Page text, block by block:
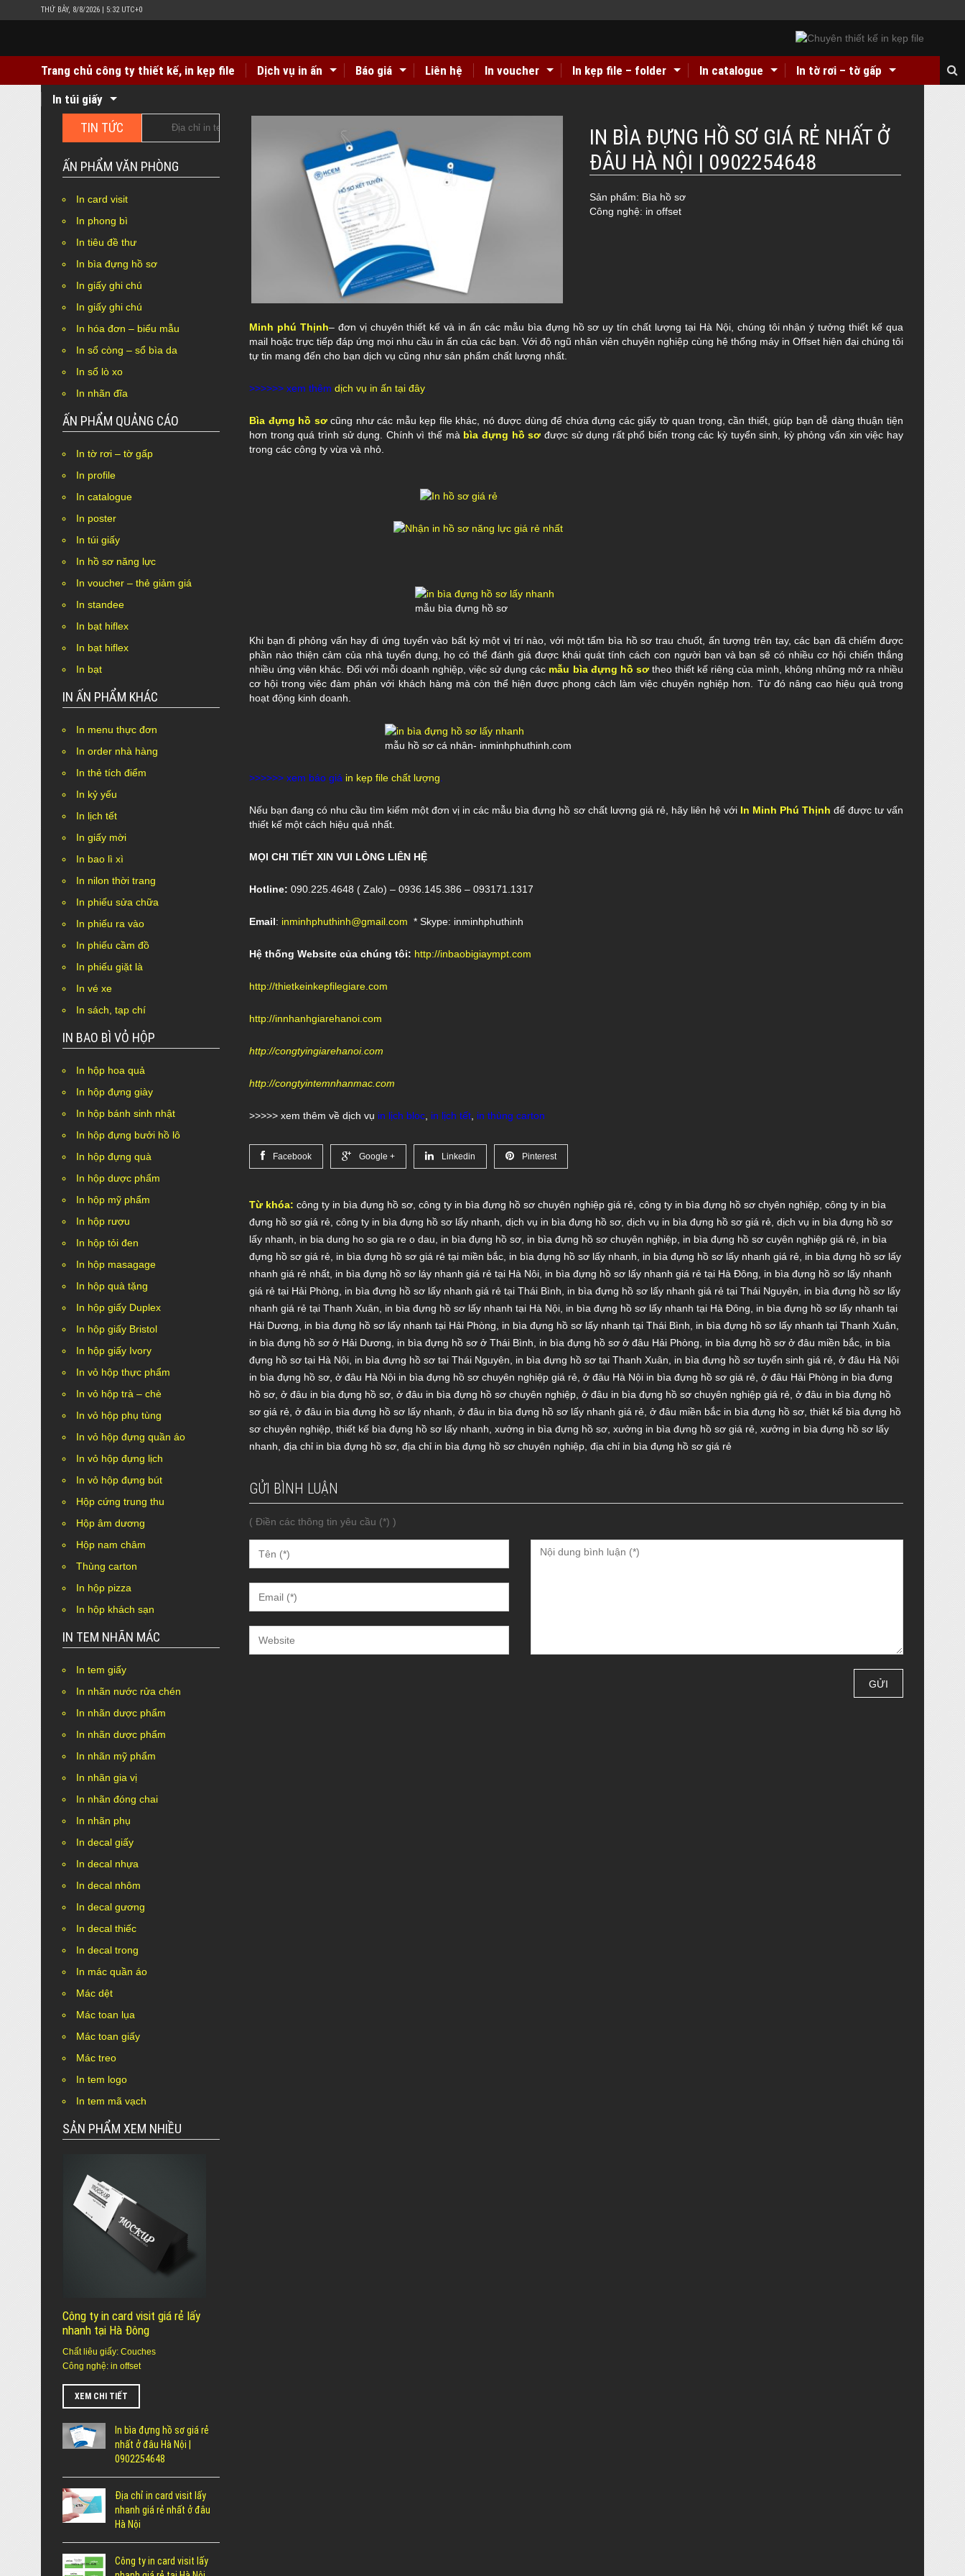
THỨ BẢY, 8/8/2026 | 5:32 UTC+0
Trang chủ công ty thiết kế, in kẹp file Dịch vụ in ấn Báo giá Liên hệ In voucher In kẹp file – folder In catalogue
In tờ rơi – tờ gấp
In túi giấy
IN BÌA ĐỰNG HỒ SƠ GIÁ RẺ NHẤT Ở
ĐÂU HÀ NỘI | 0902254648
Sản phẩm: Bìa hồ sơ
Công nghệ: in offset
Minh phú Thịnh– đơn vị chuyên thiết kế và in ấn các mẫu bìa đựng hồ sơ uy tín chất lượng tại Hà Nội, chúng tôi nhận ý tưởng thiết kế qua
mail hoặc trực tiếp đáp ứng mọi nhu cầu in ấn của các bạn. Với độ ngũ nhân viên chuyên nghiệp cùng hệ thống máy in Offset hiện đại chúng tôi
tự tin mang đến cho bạn dịch vụ cũng như sản phẩm chất lượng nhất.
>>>>>> xem thêm dịch vụ in ấn tại đây.
Bìa đựng hồ sơcũng như các mẫu kẹp file khác, nó được dùng để chứa đựng các giấy tờ quan trọng, cần thiết, giúp bạn dễ dàng thuận tiện
hơn trong quá trình sử dụng. Chính vì thế mà bìa đựng hồ sơ được sử dụng rất phổ biến trong các kỳ tuyển sinh, kỳ phỏng vấn xin việc hay
trong các công ty vừa và nhỏ.
mẫu bìa đựng hồ sơ
Khi bạn đi phỏng vấn hay đi ứng tuyển vào bất kỳ một vị trí nào, với một tấm bìa hồ sơ trau chuốt, ấn tượng trên tay, các bạn đã chiếm được
phần nào thiện cảm của nhà tuyển dụng, họ có thể đánh giá được khái quát tính cách con người bạn và bạn sẽ có nhiều cơ hội chiến thắng
nhiều ứng viên khác. Đối với mỗi doanh nghiệp, việc sử dụng các mẫu bìa đựng hồ sơtheo thiết kế riêng của mình, không những mở ra nhiều
cơ hội trong việc đàm phán với khách hàng mà còn thể hiện được phong cách làm việc chuyên nghiệp hơn. Từ đó nâng cao hiệu quả trong
hoạt động kinh doanh.
mẫu hồ sơ cá nhân- inminhphuthinh.com
>>>>>> xem báo giá in kẹp file chất lượng.
Nếu bạn đang có nhu cầu tìm kiếm một đơn vị in các mẫu bìa đựng hồ sơ chất lượng giá rẻ, hãy liên hệ với In Minh Phú Thịnh để được tư vấn
thiết kế một cách hiệu quả nhất.
MỌI CHI TIẾT XIN VUI LÒNG LIÊN HỆ
Hotline: 090.225.4648 ( Zalo) – 0936.145.386 – 093171.1317
Email: inminhphuthinh@gmail.com * Skype: inminhphuthinh
Hệ thống Website của chúng tôi: http://inbaobigiaympt.com
http://thietkeinkepfilegiare.com
http://innhanhgiarehanoi.com
http://congtyingiarehanoi.com
http://congtyintemnhanmac.com
>>>>> xem thêm về dịch vụ in lịch bloc, in lịch tết, in thùng carton
Facebook Google + Linkedin Pinterest
Từ khóa: công ty in bìa đựng hồ sơ, công ty in bìa đựng hồ sơ chuyên nghiệp giá rẻ, công ty in bìa đựng hồ sơ chyên nghiệp, công ty in bìa
đựng hồ sơ giá rẻ, công ty in bìa đựng hồ sơ lấy nhanh, dịch vụ in bìa đựng hồ sơ, dịch vụ in bìa đựng hồ sơ giá rẻ, dịch vụ in bìa đựng hồ sơ
lấy nhanh, in bia dung ho so gia re o dau, in bìa đựng hồ sơ, in bìa đựng hồ sơ chuyên nghiệp, in bìa đựng hồ sơ cuyên nghiệp giá rẻ, in bìa
đựng hồ sơ giá rẻ, in bìa đựng hồ sơ giá rẻ tại miền bắc, in bìa đựng hồ sơ lấy nhanh, in bìa đựng hồ sơ lấy nhanh giá rẻ, in bìa đựng hồ sơ lấy
nhanh giá rẻ nhất, in bìa đựng hồ sơ láy nhanh giá rẻ tại Hà Nôi, in bìa đựng hồ sơ lấy nhanh giá rẻ tại Hà Đông, in bìa đựng hồ sơ lấy nhanh
giá rẻ tại Hải Phòng, in bìa đựng hồ sơ lấy nhanh giá rẻ tại Thái Bình, in bìa đựng hồ sơ lấy nhanh giá rẻ tại Thái Nguyên, in bìa đựng hồ sơ lấy
nhanh giá rẻ tại Thanh Xuân, in bìa đựng hồ sơ lấy nhanh tại Hà Nội, in bìa đựng hồ sơ lấy nhanh tại Hà Đông, in bìa đựng hồ sơ lấy nhanh tại
Hải Dương, in bìa đựng hồ sơ lấy nhanh tại Hải Phòng, in bìa đựng hồ sơ lấy nhanh tại Thái Bình, in bìa đựng hồ sơ lấy nhanh tại Thanh Xuân,
in bìa đựng hồ sơ ở Hải Dương, in bìa đựng hồ sơ ở Thái Bình, in bìa đựng hồ sơ ở đâu Hải Phòng, in bìa đựng hồ sơ ở đâu miền bắc, in bìa
đựng hồ sơ tại Hà Nội, in bìa đựng hồ sơ tại Thái Nguyên, in bìa đựng hồ sơ tại Thanh Xuân, in bìa đựng hồ sơ tuyển sinh giá rẻ, ở đâu Hà Nội
in bìa đựng hồ sơ, ở đâu Hà Nội in bìa đựng hồ sơ chuyên nghiệp giá rẻ, ở đâu Hà Nội in bìa đựng hồ sơ giá rẻ, ở đâu Hải Phòng in bìa đựng
hồ sơ, ở đâu in bìa đựng hồ sơ, ở đâu in bìa đựng hồ sơ chuyên nghiệp, ở đâu in bìa đựng hồ sơ chuyên nghiệp giá rẻ, ở đâu in bìa đựng hồ
sơ giá rẻ, ở đâu in bìa đựng hồ sơ lấy nhanh, ở đâu in bìa đựng hồ sơ lấy nhanh giá rẻ, ở đâu miền bắc in bìa đựng hồ sơ, thiêt kế bìa đựng hồ
sơ chuyên nghiệp, thiết kế bìa đựng hồ sơ lấy nhanh, xưởng in bìa đựng hồ sơ, xưởng in bìa đựng hồ sơ giá rẻ, xưởng in bìa đựng hồ sơ lấy
nhanh, địa chỉ in bìa đựng hồ sơ, địa chỉ in bìa đựng hồ sơ chuyên nghiệp, địa chỉ in bìa đựng hồ sơ giá rẻ
GỬI BÌNH LUẬN
( Điền các thông tin yêu cầu (*) )
TIN TỨC Địa chỉ in tem decal giấy giá rẻ lấy nhanh Hà Nội, Nghệ An Chuyên nhận in nhãn mác quần áo giấy Couches giá rẻ In hộp giấy Duplex bồi carton giá rẻ ở đâu Hà Nội??
ẤN PHẨM VĂN PHÒNG
In card visit
In phong bì
In tiêu đề thư
In bìa đựng hồ sơ
In giấy ghi chú
In giấy ghi chú
In hóa đơn – biểu mẫu
In sổ còng – sổ bìa da
In sổ lò xo
In nhãn đĩa
ẤN PHẨM QUẢNG CÁO
In tờ rơi – tờ gấp
In profile
In catalogue
In poster
In túi giấy
In hồ sơ năng lực
In voucher – thẻ giảm giá
In standee
In bạt hiflex
In bạt hiflex
In bạt
IN ẤN PHẨM KHÁC
In menu thực đơn
In order nhà hàng
In thẻ tích điểm
In kỷ yếu
In lịch tết
In giấy mời
In bao lì xì
In nilon thời trang
In phiếu sửa chữa
In phiếu ra vào
In phiếu cầm đồ
In phiếu giặt là
In vé xe
In sách, tạp chí
IN BAO BÌ VỎ HỘP
In hộp hoa quả
In hộp đựng giày
In hộp bánh sinh nhật
In hộp đựng bưởi hồ lô
In hộp đựng quà
In hộp dược phẩm
In hộp mỹ phẩm
In hộp rượu
In hộp tỏi đen
In hộp masagage
In hộp quà tặng
In hộp giấy Duplex
In hộp giấy Bristol
In hộp giấy Ivory
In vỏ hộp thực phẩm
In vỏ hộp trà – chè
In vỏ hộp phụ tùng
In vỏ hộp đựng quần áo
In vỏ hộp đựng lịch
In vỏ hộp đựng bút
Hộp cứng trung thu
Hộp âm dương
Hộp nam châm
Thùng carton
In hộp pizza
In hộp khách sạn
IN TEM NHÃN MÁC
In tem giấy
In nhãn nước rửa chén
In nhãn dược phẩm
In nhãn dược phẩm
In nhãn mỹ phẩm
In nhãn gia vị
In nhãn đóng chai
In nhãn phụ
In decal giấy
In decal nhựa
In decal nhôm
In decal gương
In decal thiếc
In decal trong
In mác quần áo
Mác dệt
Mác toan lụa
Mác toan giấy
Mác treo
In tem logo
In tem mã vạch
SẢN PHẨM XEM NHIỀU
Công ty in card visit giá rẻ lấy
nhanh tại Hà Đông
Chất liêu giấy: Couches
Công nghệ: in offset
XEM CHI TIẾT
In bìa đựng hồ sơ giá rẻ
nhất ở đâu Hà Nội |
0902254648
Địa chỉ in card visit lấy
nhanh giá rẻ nhất ở đâu
Hà Nội
Công ty in card visit lấy